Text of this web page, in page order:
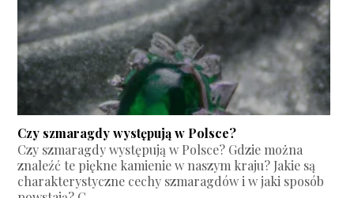
Czy szmaragdy występują w Polsce?
Czy szmaragdy występują w Polsce? Gdzie można
znaleźć te piękne kamienie w naszym kraju? Jakie są
charakterystyczne cechy szmaragdów i w jaki sposób